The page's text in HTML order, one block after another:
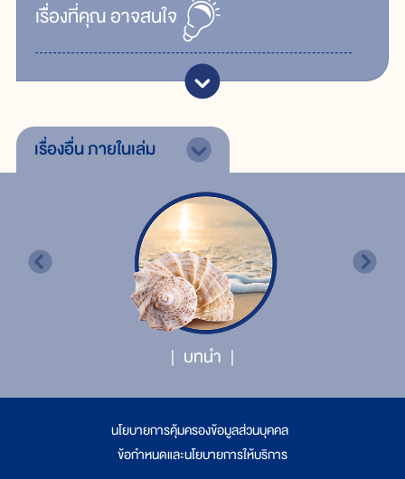
เรื่ิองที่คุณอาจสนใจ
เรื่องอื่นภายในเล่ม
บทนำ
นโยบายการคุ้มครองข้อมูลส่วนบุคคล
ข้อกำหนดและนโยบายการให้บริการ